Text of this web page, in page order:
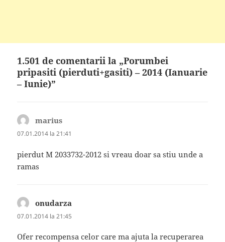
1.501 de comentarii la „Porumbei
pripasiti (pierduti+gasiti) – 2014 (Ianuarie
– Iunie)”
marius
07.01.2014 la 21:41
pierdut M 2033732-2012 si vreau doar sa stiu unde a
ramas
onudarza
07.01.2014 la 21:45
Ofer recompensa celor care ma ajuta la recuperarea